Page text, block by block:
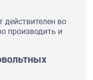
во
производить и